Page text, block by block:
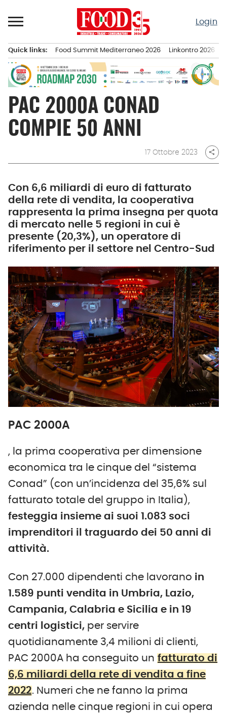
al
Login
principale
Quick links: Food Summit Mediterraneo 2026 Linkontro 2026
PAC 2000A CONAD
COMPIE 50 ANNI
17 Ottobre 2023 share
Con 6,6 miliardi di euro di fatturato
della rete di vendita, la cooperativa
rappresenta la prima insegna per quota
di mercato nelle 5 regioni in cui è
presente (20,3%), un operatore di
riferimento per il settore nel Centro-Sud
PAC 2000A
, la prima cooperativa per dimensione
economica tra le cinque del “sistema
Conad” (con un’incidenza del 35,6% sul
fatturato totale del gruppo in Italia),
festeggia insieme ai suoi 1.083 soci
imprenditori il traguardo dei 50 anni di
attività.
Con 27.000 dipendenti che lavorano in
1.589 punti vendita in Umbria, Lazio,
Campania, Calabria e Sicilia e in 19
centri logistici, per servire
quotidianamente 3,4 milioni di clienti,
PAC 2000A ha conseguito un fatturato di
6,6 miliardi della rete di vendita a fine
2022. Numeri che ne fanno la prima
azienda nelle cinque regioni in cui opera